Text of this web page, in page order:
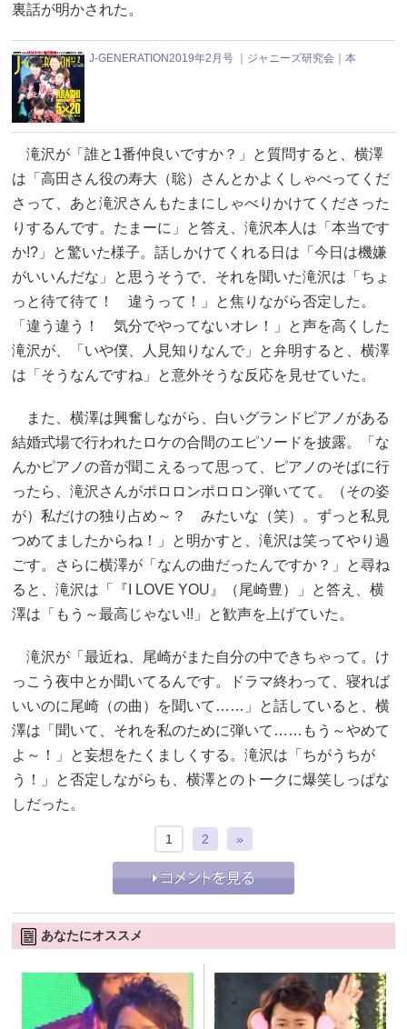
裏話が明かされた。
J-GENERATION2019年2月号 ｜ジャニーズ研究会｜本
滝沢が「誰と1番仲良いですか？」と質問すると、横澤
は「高田さん役の寿大（聡）さんとかよくしゃべってくだ
さって、あと滝沢さんもたまにしゃべりかけてくださった
りするんです。たまーに」と答え、滝沢本人は「本当です
か!?」と驚いた様子。話しかけてくれる日は「今日は機嫌
がいいんだな」と思うそうで、それを聞いた滝沢は「ちょ
っと待て待て！ 違うって！」と焦りながら否定した。
「違う違う！ 気分でやってないオレ！」と声を高くした
滝沢が、「いや僕、人見知りなんで」と弁明すると、横澤
は「そうなんですね」と意外そうな反応を見せていた。
また、横澤は興奮しながら、白いグランドピアノがある
結婚式場で行われたロケの合間のエピソードを披露。「な
んかピアノの音が聞こえるって思って、ピアノのそばに行
ったら、滝沢さんがポロロンポロロン弾いてて。（その姿
が）私だけの独り占め～？ みたいな（笑）。ずっと私見
つめてましたからね！」と明かすと、滝沢は笑ってやり過
ごす。さらに横澤が「なんの曲だったんですか？」と尋ね
ると、滝沢は「『I LOVE YOU』（尾崎豊）」と答え、横
澤は「もう～最高じゃない!!」と歓声を上げていた。
滝沢が「最近ね、尾崎がまた自分の中できちゃって。け
っこう夜中とか聞いてるんです。ドラマ終わって、寝れば
いいのに尾崎（の曲）を聞いて……」と話していると、横
澤は「聞いて、それを私のために弾いて……もう～やめて
よ～！」と妄想をたくましくする。滝沢は「ちがうちが
う！」と否定しながらも、横澤とのトークに爆笑しっぱな
しだった。
1 2 »
あなたにオススメ